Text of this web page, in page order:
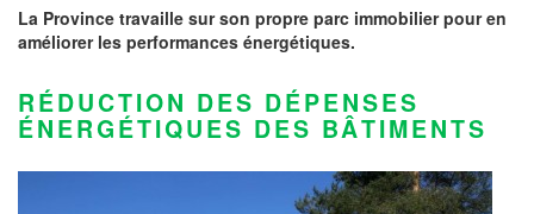
La Province travaille sur son propre parc immobilier pour en
améliorer les performances énergétiques.
RÉDUCTION DES DÉPENSES
ÉNERGÉTIQUES DES BÂTIMENTS